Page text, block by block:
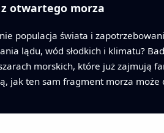
otwartego morza
populacja świata i
lądu, wód słodkich i klimatu?
morskich, które już zajmują
jak ten sam fragment morza może